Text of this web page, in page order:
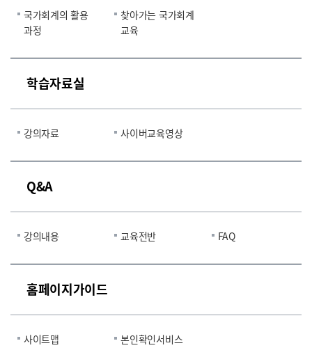
국가회계의 활용
과정
찾아가는 국가회계
교육
학습자료실
강의자료 사이버교육영상
Q&A
강의내용 교육전반 FAQ
홈페이지가이드
사이트맵 본인확인서비스